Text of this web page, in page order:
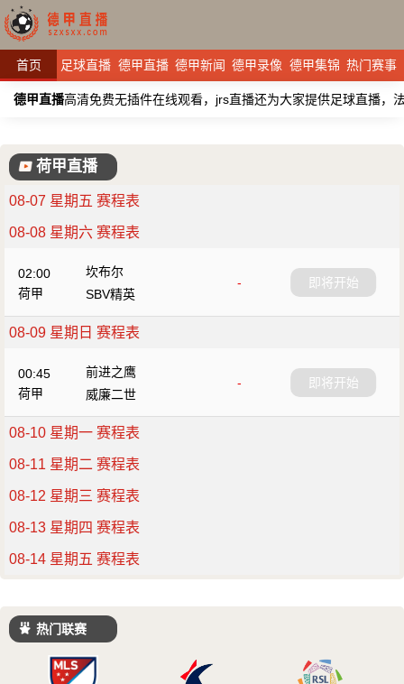
首页 足球直播 德甲直播 德甲新闻 德甲录像 德甲集锦 热门赛事
德甲直播高清免费无插件在线观看，jrs直播还为大家提供足球直播，
荷甲直播
08-07 星期五 赛程表
08-08 星期六 赛程表
02:00
荷甲
坎布尔
-
SBV精英
即将开始
08-09 星期日 赛程表
00:45
荷甲
前进之鹰
-
威廉二世
即将开始
08-10 星期一 赛程表
08-11 星期二 赛程表
08-12 星期三 赛程表
08-13 星期四 赛程表
08-14 星期五 赛程表
热门联赛